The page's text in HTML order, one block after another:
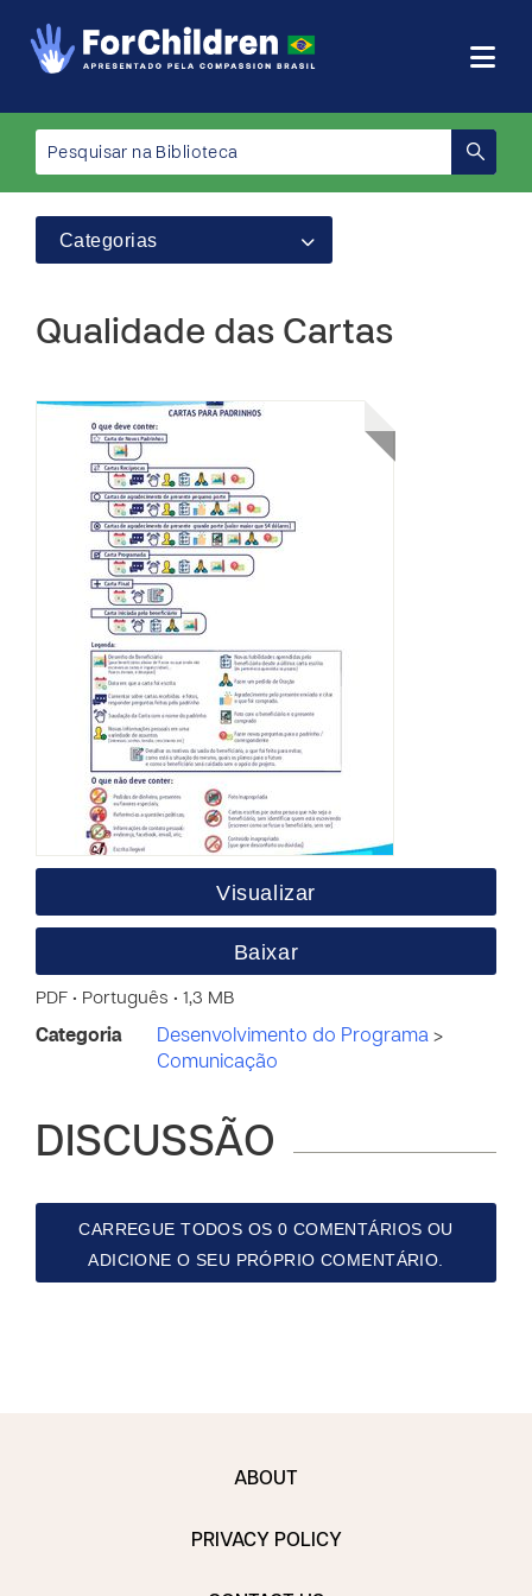
Categorias
Qualidade das Cartas
Visualizar
Baixar
PDF • Português • 1,3 MB
Categoria Desenvolvimento do Programa >
Comunicação
DISCUSSÃO
CARREGUE TODOS OS 0 COMENTÁRIOS OU
ADICIONE O SEU PRÓPRIO COMENTÁRIO.
ABOUT
PRIVACY POLICY